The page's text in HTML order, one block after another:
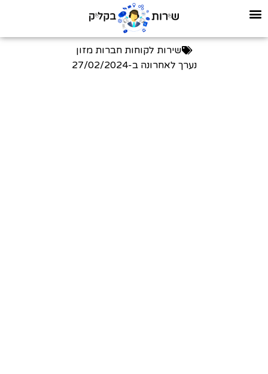
שירות לקוחות חברות מזון
נערך לאחרונה ב-27/02/2024